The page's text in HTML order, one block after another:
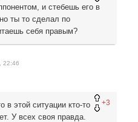
и стебешь его в
ты то сделал по
себя правым?
22:46
+3
в этой ситуации кто-то
У всех своя правда.